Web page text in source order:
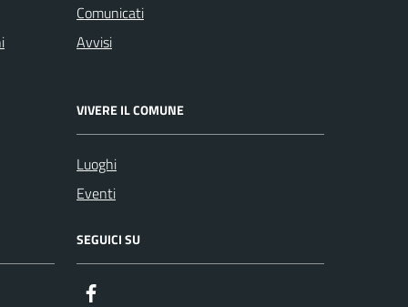
Comunicati
Avvisi
VIVERE IL COMUNE
Luoghi
Eventi
SEGUICI SU